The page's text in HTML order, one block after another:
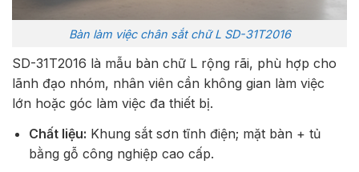
Bàn làm việc chân sắt chữ L SD-31T2016
SD-31T2016 là mẫu bàn chữ L rộng rãi, phù hợp cho
lãnh đạo nhóm, nhân viên cần không gian làm việc
lớn hoặc góc làm việc đa thiết bị.
Chất liệu: Khung sắt sơn tĩnh điện; mặt bàn + tủ
bằng gỗ công nghiệp cao cấp.